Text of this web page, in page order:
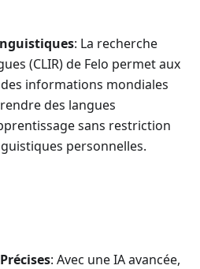
: La recherche
(CLIR) de Felo permet aux
informations mondiales
des langues
sans restriction
personnelles.
: Avec une IA avancée,